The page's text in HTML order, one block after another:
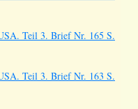
Teil 3. Brief Nr. 165 S.
Teil 3. Brief Nr. 163 S.